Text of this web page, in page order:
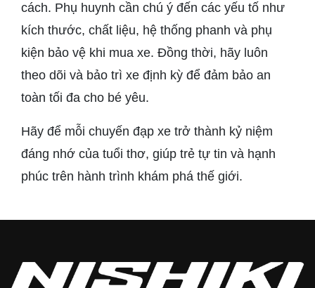
cách. Phụ huynh cần chú ý đến các yếu tố như
kích thước, chất liệu, hệ thống phanh và phụ
kiện bảo vệ khi mua xe. Đồng thời, hãy luôn
theo dõi và bảo trì xe định kỳ để đảm bảo an
toàn tối đa cho bé yêu.
Hãy để mỗi chuyến đạp xe trở thành kỷ niệm
đáng nhớ của tuổi thơ, giúp trẻ tự tin và hạnh
phúc trên hành trình khám phá thế giới.